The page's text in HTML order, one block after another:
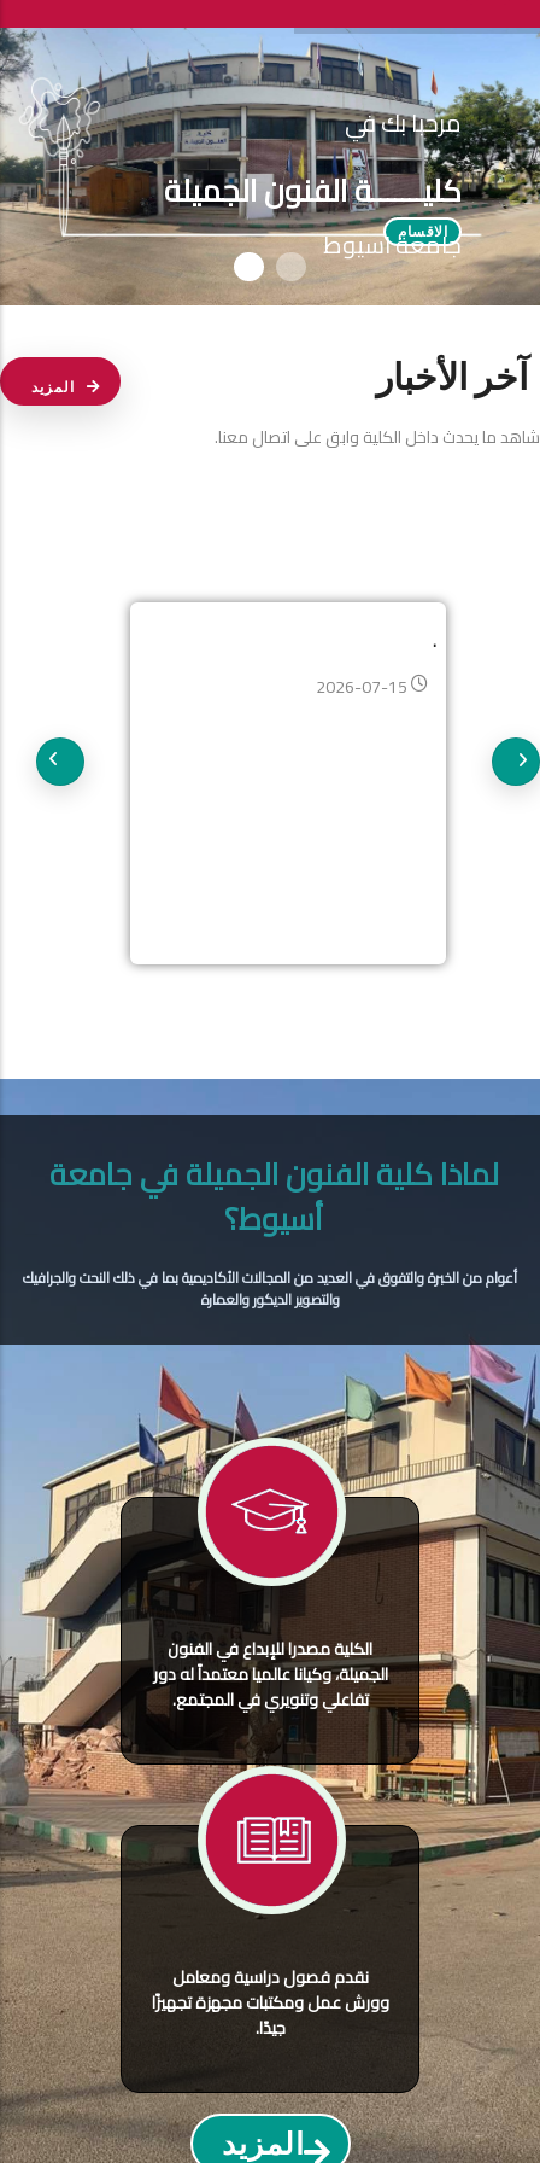
مرحبا بك في
كليـــــــة الفنون الجميلة
جامعة اسيوط
الاقسام
آخر الأخبار
شاهد ما يحدث داخل الكلية وابق على اتصال معنا.
المزيد
.
2026-07-15
لماذا كلية الفنون الجميلة في جامعة
أسيوط؟
أعوام من الخبرة والتفوق في العديد من المجالات الأكاديمية بما في ذلك النحت والجرافيك
والتصوير الديكور والعمارة
الكلية مصدرا للإبداع في الفنون
الجميلة، وكيانا عالميا معتمداً له دور
تفاعلي وتنويري في المجتمع.
نقدم فصول دراسية ومعامل
وورش عمل ومكتبات مجهزة تجهيزًا
جيدًا.
المزيد